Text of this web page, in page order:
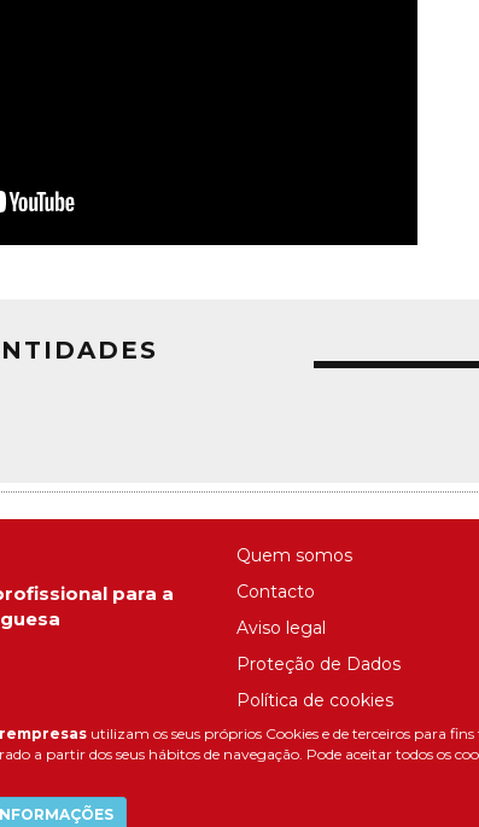
utilizam os seus próprios Cookies e de terceiros para
a partir dos seus hábitos de navegação. Pode aceitar todos os
para a
Quem somos
Contacto
Aviso legal
Proteção de Dados
Política de cookies
Política de Privacidade Nas